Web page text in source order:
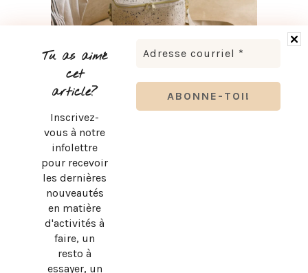
Tu as aimé
cet
article?
Inscrivez-
vous à notre
infolettre
pour recevoir
les dernières
nouveautés
en matière
d'activités à
faire, un
resto à
essayer, un
RENTRÉE SCOLAIRE : LES ESSENTIELS KOZY POUR SON